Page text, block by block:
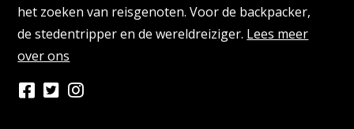
het zoeken van reisgenoten. Voor de backpacker,
de stedentripper en de wereldreiziger. Lees meer
over ons